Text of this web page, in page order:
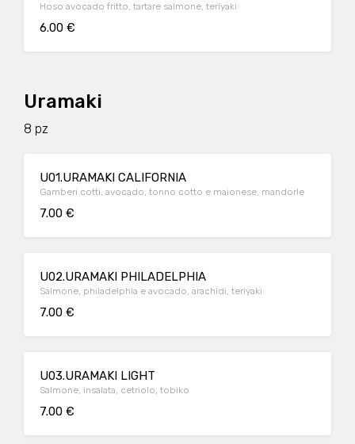
Hoso avocado fritto, tartare salmone, teriyaki
6.00 €
Uramaki
8 pz
U01.URAMAKI CALIFORNIA
Gamberi cotti, avocado, tonno cotto e maionese, mandorle
7.00 €
U02.URAMAKI PHILADELPHIA
Salmone, philadelphia e avocado, arachidi, teriyaki
7.00 €
U03.URAMAKI LIGHT
Salmone, insalata, cetriolo, tobiko
7.00 €